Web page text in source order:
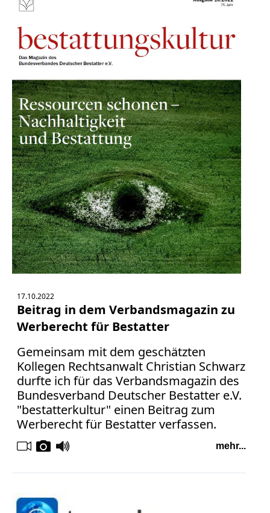
17.10.2022
Beitrag in dem Verbandsmagazin zu
Werberecht für Bestatter
Gemeinsam mit dem geschätzten
Kollegen Rechtsanwalt Christian Schwarz
durfte ich für das Verbandsmagazin des
Bundesverband Deutscher Bestatter e.V.
"bestatterkultur" einen Beitrag zum
Werberecht für Bestatter verfassen.
mehr...